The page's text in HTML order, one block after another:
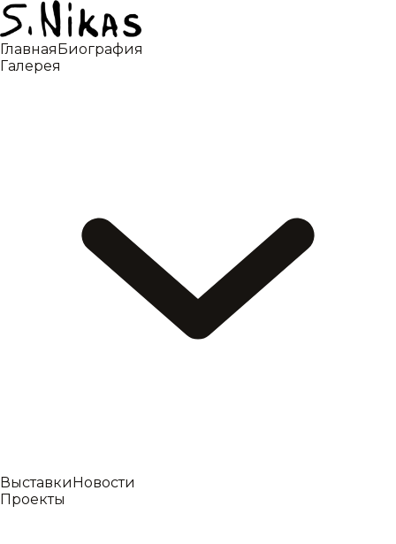
ГлавнаяБиография
Галерея
ВыставкиНовости
Проекты